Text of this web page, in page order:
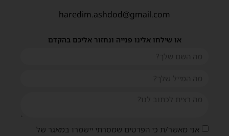
haredim.ashdod@gmail.com
או שילחו אלינו פנייה ונחזור אליכם בהקדם
אני מאשר/ת כי הפרטים שמסרתי יישמרו במאגר של